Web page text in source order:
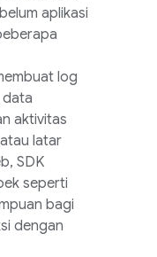
aplikasi
log
data
aktivitas
latar
SDK
seperti
bagi
dengan